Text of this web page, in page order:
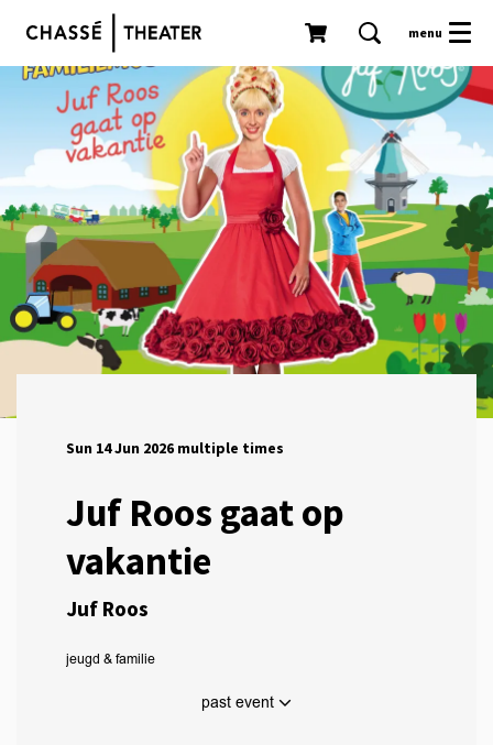
menu
Juf Roos gaat op
vakantie
Juf Roos
Sun 14 Jun 2026 multiple times
jeugd & familie
past event